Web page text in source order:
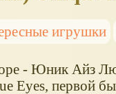
игрушки
- Юник Айз
Eyes, первой